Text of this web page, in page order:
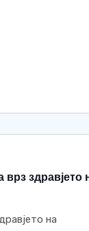
здравјето
на